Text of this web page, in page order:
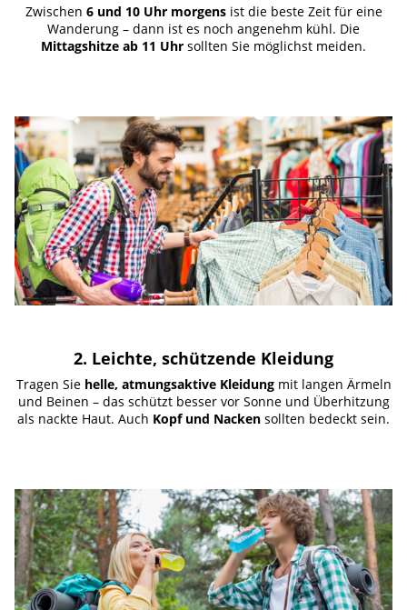
Zwischen 6 und 10 Uhr morgensist die beste Zeit für eine
Wanderung – dann ist es noch angenehm kühl. Die
Mittagshitze ab 11 Uhr sollten Sie möglichst meiden.
2. Leichte, schützende Kleidung
Tragen Sie helle, atmungsaktive Kleidungmit langen Ärmeln
und Beinen – das schützt besser vor Sonne und Überhitzung
als nackte Haut. Auch Kopf und Nacken sollten bedeckt sein.